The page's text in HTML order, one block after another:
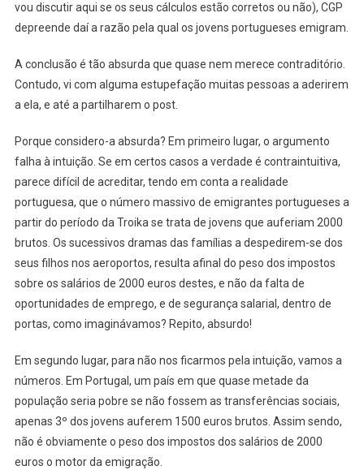
vou discutir aqui se os seus cálculos estão corretos ou não), CGP
depreende daí a razão pela qual os jovens portugueses emigram.
A conclusão é tão absurda que quase nem merece contraditório.
Contudo, vi com alguma estupefação muitas pessoas a aderirem
a ela, e até a partilharem o post.
Porque considero-a absurda? Em primeiro lugar, o argumento
falha à intuição. Se em certos casos a verdade é contraintuitiva,
parece difícil de acreditar, tendo em conta a realidade
portuguesa, que o número massivo de emigrantes portugueses a
partir do período da Troika se trata de jovens que auferiam 2000
brutos. Os sucessivos dramas das famílias a despedirem-se dos
seus filhos nos aeroportos, resulta afinal do peso dos impostos
sobre os salários de 2000 euros destes, e não da falta de
oportunidades de emprego, e de segurança salarial, dentro de
portas, como imaginávamos? Repito, absurdo!
Em segundo lugar, para não nos ficarmos pela intuição, vamos a
números. Em Portugal, um país em que quase metade da
população seria pobre se não fossem as transferências sociais,
apenas 3º dos jovens auferem 1500 euros brutos. Assim sendo,
não é obviamente o peso dos impostos dos salários de 2000
euros o motor da emigração.